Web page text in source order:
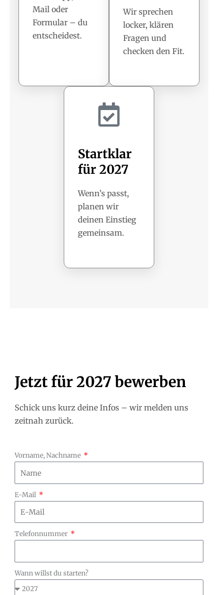
Mail oder
Formular – du
entscheidest.
Wir sprechen
locker, klären
Fragen und
checken den Fit.
Startklar
für 2027
Wenn’s passt,
planen wir
deinen Einstieg
gemeinsam.
Jetzt für 2027 bewerben
Schick uns kurz deine Infos – wir melden uns
zeitnah zurück.
Vorname, Nachname
E-Mail
Telefonnummer
Wann willst du starten?